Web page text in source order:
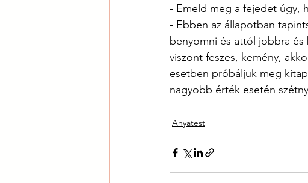
- Emeld meg a fejedet úgy,
- Ebben az állapotban
benyomni és attól jobbra
viszont feszes, kemény,
esetben próbáljuk meg
nagyobb érték esetén
Anyatest